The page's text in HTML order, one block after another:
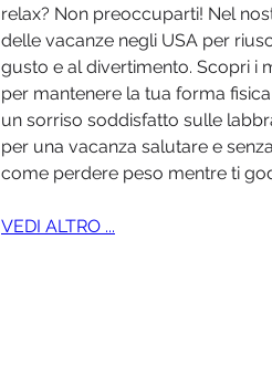
relax? Non preoccuparti! Nel
delle vacanze negli USA per
gusto e al divertimento. Scopri i
per mantenere la tua forma
un sorriso soddisfatto sulle
per una vacanza salutare e
come perdere peso mentre ti
VEDI ALTRO ...